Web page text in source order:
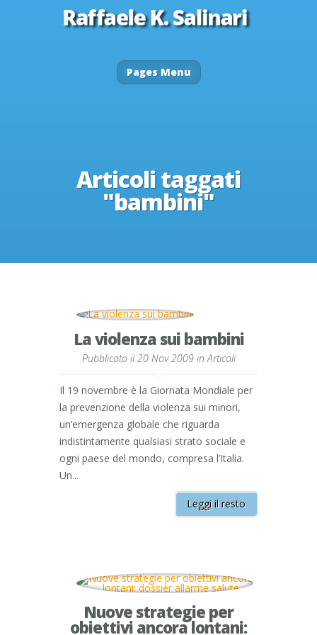
Pages Menu
Articoli taggati
"bambini"
La violenza sui bambini
Pubblicato il 20 Nov 2009 inArticoli
Il 19 novembre è la Giornata Mondiale per
la prevenzione della violenza sui minori,
un’emergenza globale che riguarda
indistintamente qualsiasi strato sociale e
ogni paese del mondo, compresa l’Italia.
Un...
Leggi il resto
Nuove strategie per
obiettivi ancora lontani: